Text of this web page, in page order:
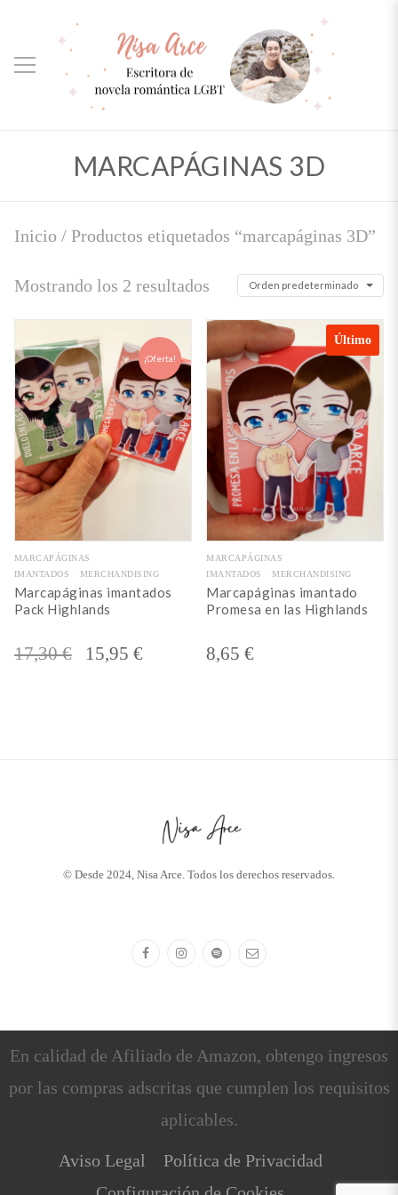
MARCAPÁGINAS 3D
Inicio / Productos etiquetados “marcapáginas 3D”
Mostrando los 2 resultados Orden predeterminado
¡Oferta!
MARCAPÁGINAS
IMANTADOS
MERCHANDISING
Marcapáginas imantados
Pack Highlands
17,30€
El
15,95 €El
Último
MARCAPÁGINAS
IMANTADOS
MERCHANDISING
Marcapáginas imantado
Promesa en las Highlands
8,65 €
© Desde 2024, Nisa Arce. Todos los derechos reservados.
En calidad de Afiliado de Amazon, obtengo ingresos
por las compras adscritas que cumplen los requisitos
aplicables.
Aviso Legal
Política de Privacidad